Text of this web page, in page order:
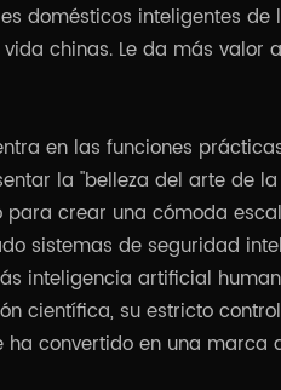
domésticos inteligentes
chinas. Le da más
en las funciones
la "belleza del arte de
crear una cómoda
sistemas de seguridad
inteligencia artificial
científica, su estricto
convertido en una